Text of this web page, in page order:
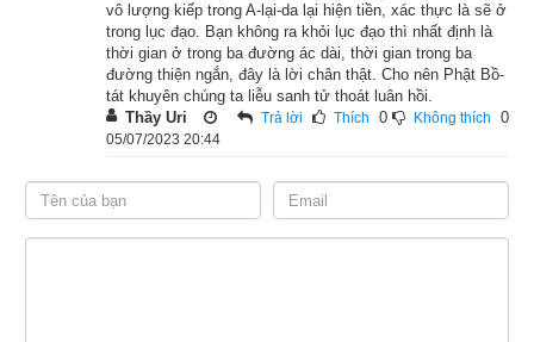
Nếu biết bỏ thắng bại,
Đó là vui lớn nhất.
Vua Ba-tư-nặc nghe Phật thuyết kệ rồi, liền vui vẻ thả vua A-
xà-thế cho về nước cũ.
Vua trở về cung, lòng tự nghĩ rằng: “Ta sở dĩ ngày nay được
chiến thắng, là nhờ có ông trưởng giả kia dâng lên trân bảo,
vô lượng kiếp trong A-lại-da lại hiện tiền, xác thực là sẽ ở
trong lục đạo. Bạn không ra khỏi lục đạo thì nhất định là
thời gian ở trong ba đường ác dài, thời gian trong ba
đường thiện ngắn, đây là lời chân thật. Cho nên Phật Bồ-
tát khuyên chúng ta liễu sanh tử thoát luân hồi.
Thầy Uri
Trả lời Thích 0 Không thích 0
05/07/2023 20:44